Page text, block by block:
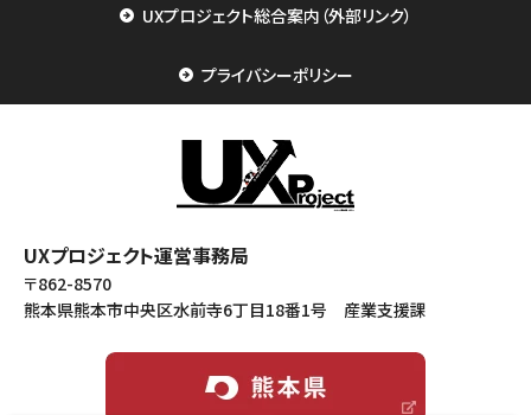
UXプロジェクト総合案内（外部リンク）
プライバシーポリシー
UXプロジェクト運営事務局
〒862-8570
熊本県熊本市中央区水前寺6丁目18番1号 産業支援課